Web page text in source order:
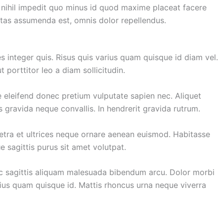
impedit quo minus id quod maxime placeat facere
assumenda est, omnis dolor repellendus.
integer quis. Risus quis varius quam quisque id diam vel.
porttitor leo a diam sollicitudin.
eleifend donec pretium vulputate sapien nec. Aliquet
gravida neque convallis. In hendrerit gravida rutrum.
et ultrices neque ornare aenean euismod. Habitasse
sagittis purus sit amet volutpat.
sagittis aliquam malesuada bibendum arcu. Dolor morbi
quam quisque id. Mattis rhoncus urna neque viverra